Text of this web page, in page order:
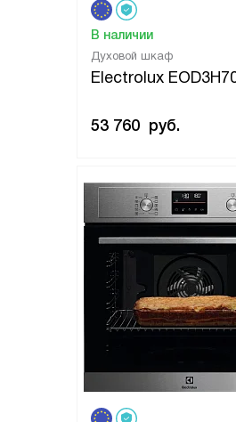
Духовой шкаф
Electrolux
В наличии
53 760 руб.